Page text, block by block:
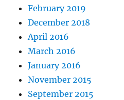
February 2019
December 2018
April 2016
March 2016
January 2016
November 2015
September 2015